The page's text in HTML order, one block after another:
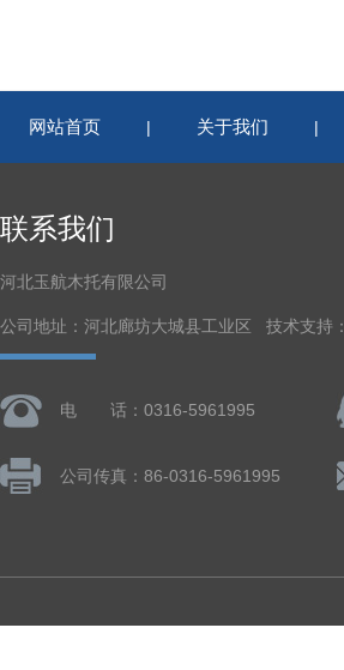
网站首页 | 关于我们 |
联系我们
河北玉航木托有限公司
公司地址：河北廊坊大城县工业区 技术支持：
电 话：0316-5961995
公司传真：86-0316-5961995